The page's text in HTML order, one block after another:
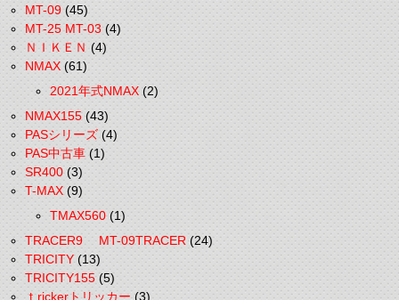
MT-09(45)
MT-25 MT-03(4)
ＮＩＫＥＮ(4)
NMAX(61)
2021年式NMAX(2)
NMAX155(43)
PASシリーズ(4)
PAS中古車(1)
SR400(3)
T-MAX(9)
TMAX560(1)
TRACER9 MT-09TRACER(24)
TRICITY(13)
TRICITY155(5)
ｔrickerトリッカー(3)